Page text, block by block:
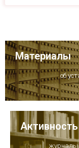
Материалы
об
Активность
журналы,